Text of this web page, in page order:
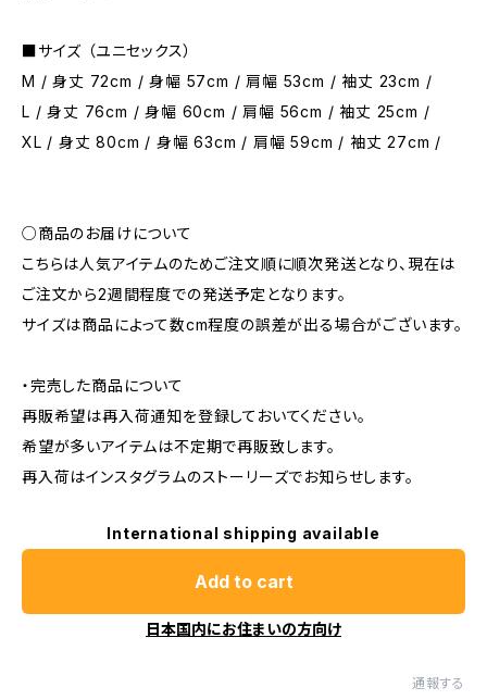
■サイズ （ユニセックス）
M / 身丈 72cm / 身幅 57cm / 肩幅 53cm / 袖丈 23cm /
L / 身丈 76cm / 身幅 60cm / 肩幅 56cm / 袖丈 25cm /
XL / 身丈 80cm / 身幅 63cm / 肩幅 59cm / 袖丈 27cm /
○商品のお届けについて
こちらは人気アイテムのためご注文順に順次発送となり、現在は
ご注文から2週間程度での発送予定となります。
サイズは商品によって数cm程度の誤差が出る場合がございます。
・完売した商品について
再販希望は再入荷通知を登録しておいてください。
希望が多いアイテムは不定期で再販致します。
再入荷はインスタグラムのストーリーズでお知らせします。
International shipping available
Add to cart
日本国内にお住まいの方向け
通報する